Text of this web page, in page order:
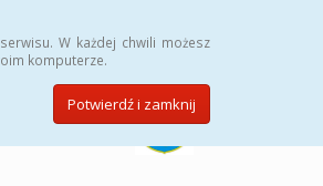
W każdej chwili możesz
komputerze.
Potwierdź i zamknij